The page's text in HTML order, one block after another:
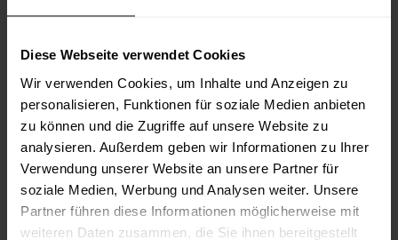
Diese Webseite verwendet Cookies
Wir verwenden Cookies, um Inhalte und Anzeigen zu
personalisieren, Funktionen für soziale Medien anbieten
zu können und die Zugriffe auf unsere Website zu
analysieren. Außerdem geben wir Informationen zu Ihrer
Verwendung unserer Website an unsere Partner für
soziale Medien, Werbung und Analysen weiter. Unsere
Partner führen diese Informationen möglicherweise mit
weiteren Daten zusammen, die Sie ihnen bereitgestellt
Alle Dokumente und Inhalte stehen offline zur
Verfügung, um sie in allen Nutzungsszenarien
verfügbar zu halten.
PIM Integration